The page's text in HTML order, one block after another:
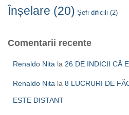
Înșelare (20) Șefi dificili (2)
Comentarii recente
Renaldo Nita la 26 DE INDICII CĂ
Renaldo Nita la 8 LUCRURI DE
ESTE DISTANT